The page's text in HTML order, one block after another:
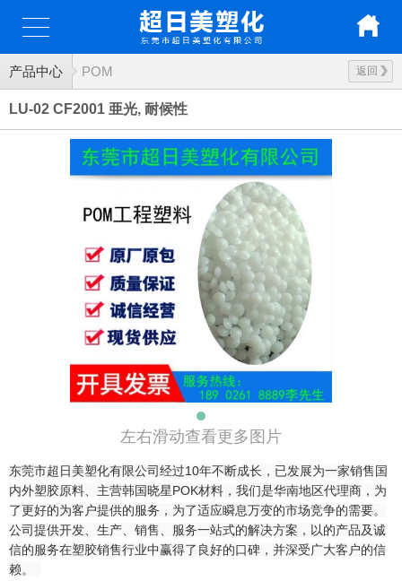
产品中心 返回
POM
LU-02 CF2001 亜光, 耐候性
左右滑动查看更多图片
东莞市超日美塑化有限公司经过10年不断成长，已发展为一家销售国
内外塑胶原料、主营韩国晓星POK材料，我们是华南地区代理商，为
了更好的为客户提供的服务，为了适应瞬息万变的市场竞争的需要。
公司提供开发、生产、销售、服务一站式的解决方案，以的产品及诚
信的服务在塑胶销售行业中赢得了良好的口碑，并深受广大客户的信
赖。